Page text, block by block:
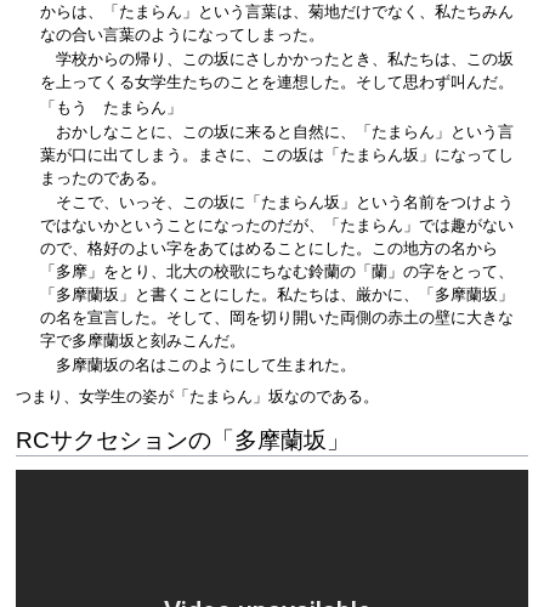
からは、「たまらん」という言葉は、菊地だけでなく、私たちみん
なの合い言葉のようになってしまった。
学校からの帰り、この坂にさしかかったとき、私たちは、この坂
を上ってくる女学生たちのことを連想した。そして思わず叫んだ。
「もう たまらん」
おかしなことに、この坂に来ると自然に、「たまらん」という言
葉が口に出てしまう。まさに、この坂は「たまらん坂」になってし
まったのである。
そこで、いっそ、この坂に「たまらん坂」という名前をつけよう
ではないかということになったのだが、「たまらん」では趣がない
ので、格好のよい字をあてはめることにした。この地方の名から
「多摩」をとり、北大の校歌にちなむ鈴蘭の「蘭」の字をとって、
「多摩蘭坂」と書くことにした。私たちは、厳かに、「多摩蘭坂」
の名を宣言した。そして、岡を切り開いた両側の赤土の壁に大きな
字で多摩蘭坂と刻みこんだ。
多摩蘭坂の名はこのようにして生まれた。
つまり、女学生の姿が「たまらん」坂なのである。
RCサクセションの「多摩蘭坂」